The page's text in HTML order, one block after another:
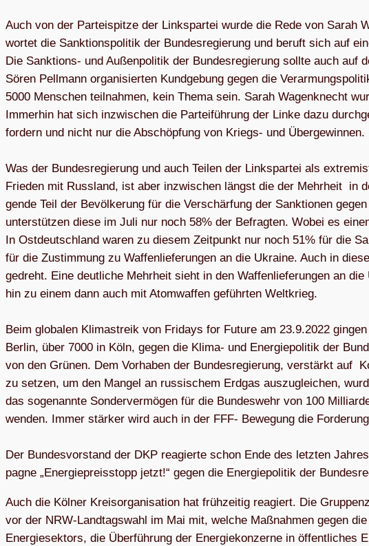
Auch von der Par­tei­spitze der Links­par­tei wurde die Rede von
wor­tet die Sank­ti­ons­po­li­tik der Bun­des­re­gie­rung und beruft sich auf
Die Sank­ti­ons- und Außen­po­li­tik der Bun­des­re­gie­rung sollte auch auf
Sören Pell­mann orga­ni­sier­ten Kund­ge­bung gegen die
5000 Men­schen teil­nah­men, kein Thema sein. Sarah Wagen­knecht
Immer­hin hat sich inzwi­schen die Par­tei­füh­rung der Linke dazu
for­dern und nicht nur die Abschöp­fung von Kriegs- und Über­ge­win­nen.
Was der Bun­des­re­gie­rung und auch Tei­len der Links­par­tei als
Frie­den mit Russ­land, ist aber inzwi­schen längst die der Mehr­heit in
gende Teil der Bevöl­ke­rung für die Ver­schär­fung der Sank­tio­nen
unter­stüt­zen diese im Juli nur noch 58% der Befrag­ten. Wobei es
In Ost­deutsch­land waren zu die­sem Zeit­punkt nur noch 51% für die
für die Zustim­mung zu Waf­fen­lie­fe­run­gen an die Ukraine. Auch in
gedreht. Eine deut­li­che Mehr­heit sieht in den Waf­fen­lie­fe­run­gen an
hin zu einem dann auch mit Atom­waf­fen geführ­ten Welt­krieg.
Beim glo­ba­len Kli­ma­streik von Fri­days for Future am 23.9.2022
Ber­lin, über 7000 in Köln, gegen die Klima- und Ener­gie­po­li­tik der
von den Grü­nen. Dem Vor­ha­ben der Bun­des­re­gie­rung, ver­stärkt auf
zu set­zen, um den Man­gel an rus­si­schem Erd­gas aus­zu­glei­chen,
das soge­nannte Son­der­ver­mö­gen für die Bun­des­wehr von 100
wen­den. Immer stär­ker wird auch in der FFF- Bewe­gung die
Der Bun­des­vor­stand der DKP reagierte schon Ende des letz­ten
pa­gne „Ener­gie­preis­stopp jetzt!“ gegen die Ener­gie­po­li­tik der
Auch die Köl­ner Kreis­or­ga­ni­sa­tion hat früh­zei­tig reagiert. Die
vor der NRW-Land­tags­wahl im Mai mit, wel­che Maß­nah­men gegen
Ener­gie­sek­tors, die Über­füh­rung der Ener­gie­kon­zerne in öffent­li­ches